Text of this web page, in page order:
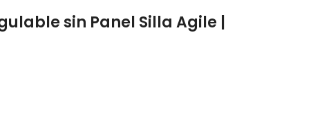
sin Panel Silla Agile |